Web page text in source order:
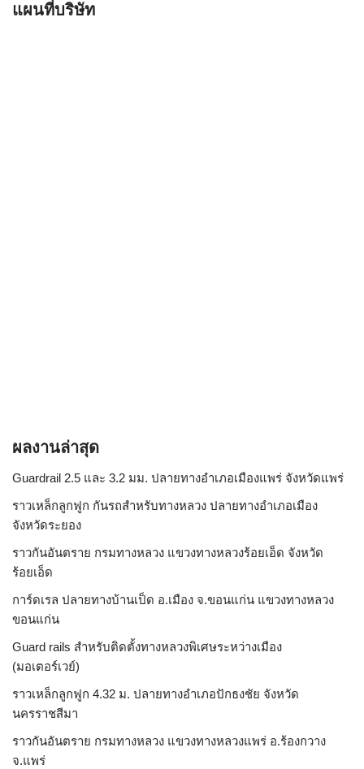
แผนที่บริษัท
ผลงานล่าสุด
Guardrail 2.5 และ 3.2 มม. ปลายทางอำเภอเมืองแพร่ จังหวัดแพร่
ราวเหล็กลูกฟูก กันรถสําหรับทางหลวง ปลายทางอำเภอเมือง
จังหวัดระยอง
ราวกันอันตราย กรมทางหลวง แขวงทางหลวงร้อยเอ็ด จังหวัด
ร้อยเอ็ด
การ์ดเรล ปลายทางบ้านเป็ด อ.เมือง จ.ขอนแก่น แขวงทางหลวง
ขอนแก่น
Guard rails สำหรับติดตั้งทางหลวงพิเศษระหว่างเมือง
(มอเตอร์เวย์)
ราวเหล็กลูกฟูก 4.32 ม. ปลายทางอำเภอปักธงชัย จังหวัด
นครราชสีมา
ราวกันอันตราย กรมทางหลวง แขวงทางหลวงแพร่ อ.ร้องกวาง
จ.แพร่